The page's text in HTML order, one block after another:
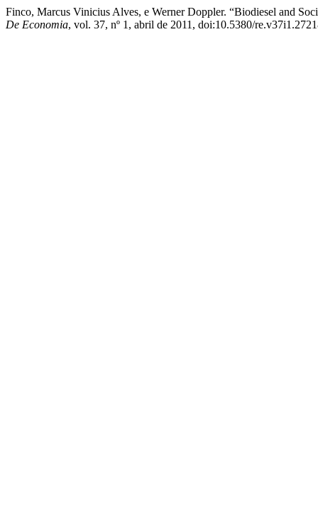
Finco, Marcus Vinicius Alves, e Werner Doppler. “Biodiesel and
De Economia, vol. 37, nº 1, abril de 2011, doi:10.5380/